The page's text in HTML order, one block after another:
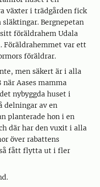
växter i trädgården fick
Bergnepetan
föräldrahem Udala
Föräldrahemmet var ett
föräldrar.
men säkert är i alla
Aases mamma
nybyggda huset i
delningar av en
planterade hon i en
där har den vuxit i alla
över rabattens
fått flytta ut i fler